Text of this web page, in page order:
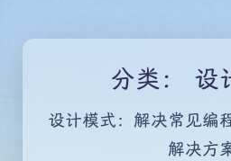
分类： 设
设计模式：解决常见编
解决方